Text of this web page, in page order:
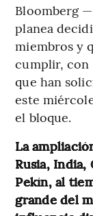
Bloomberg
planea
miembros y
cumplir, con
que han
este
el bloque.
La
Rusia,
Pekín, al
grande del